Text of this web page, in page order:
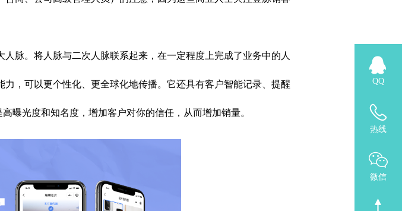
QQ
热线
微信
脉。将人脉与二次人脉联系起来，在一定程度上完成了业务中的人
，可以更个性化、更全球化地传播。它还具有客户智能记录、提醒
曝光度和知名度，增加客户对你的信任，从而增加销量。